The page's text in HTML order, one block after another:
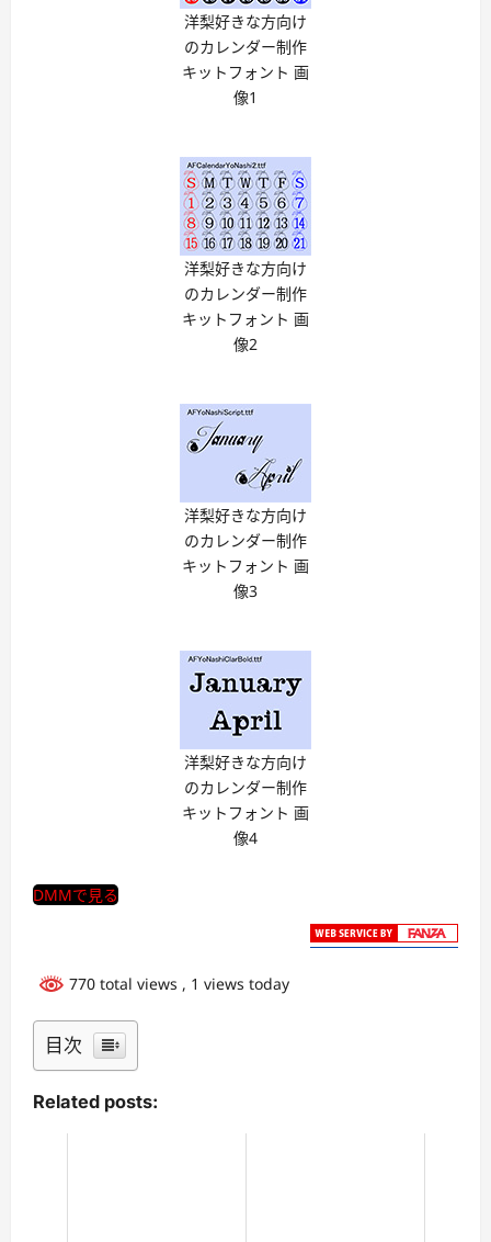
洋梨好きな方向け
のカレンダー制作
キットフォント 画
像1
洋梨好きな方向け
のカレンダー制作
キットフォント 画
像2
洋梨好きな方向け
のカレンダー制作
キットフォント 画
像3
洋梨好きな方向け
のカレンダー制作
キットフォント 画
像4
DMMで見る
770 total views , 1 views today
目次
Related posts: